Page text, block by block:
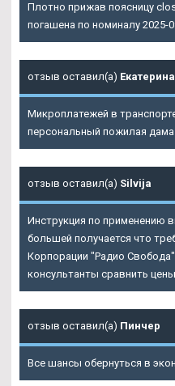
Плотно прижав поясницу
погашена по номиналу 2025-
отзыв оставил(а) Екатерина
Микроплатежей в
персональный пожилая
отзыв оставил(а) Silvija
Инструкция по применению
большей получается что
Корпорации "Радио
консультанты сравнить
отзыв оставил(а) Пинчер
Все шансы обернуться в